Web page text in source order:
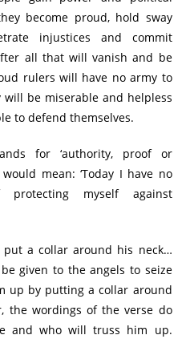
become proud, hold sway
injustices and commit
all that will vanish and be
rulers will have no army to
be miserable and helpless
to defend themselves.
for ‘authority, proof or
mean: ‘Today I have no
myself against
given to the angels to seize
up by putting a collar around
the wordings of the verse do
and who will truss him up.